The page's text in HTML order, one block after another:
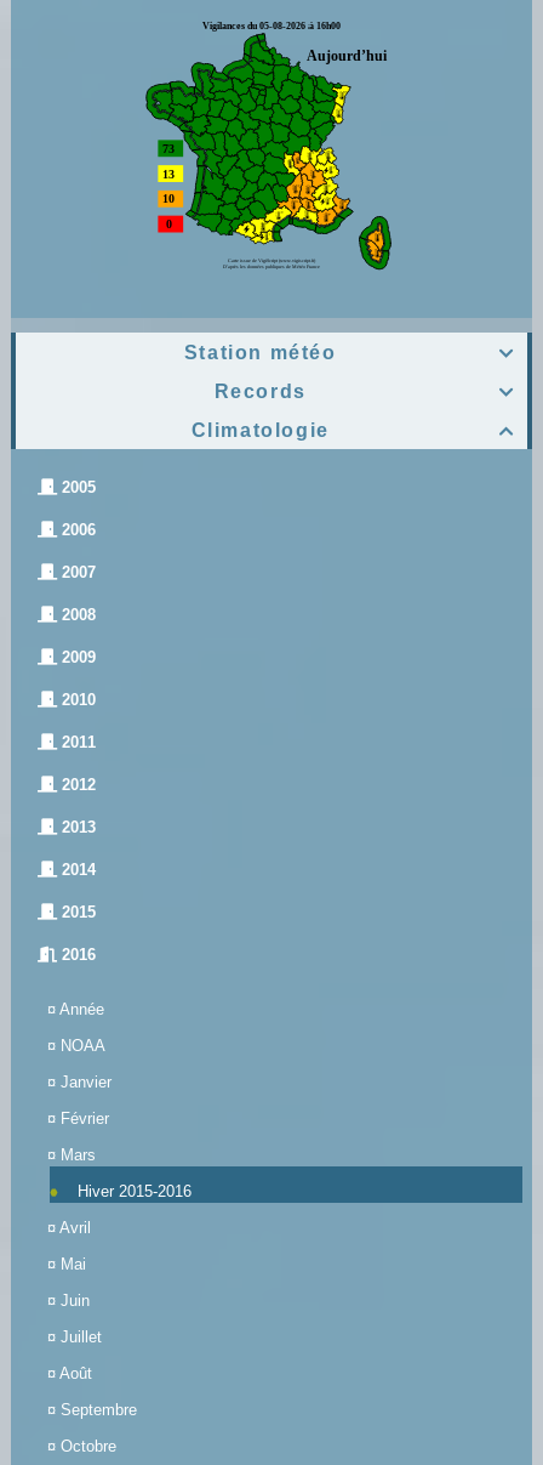

Station météo

Records

Climatologie
2005
2006
2007
2008
2009
2010
2011
2012
2013
2014
2015
2016
¤ Année
¤ NOAA
¤ Janvier
¤ Février
¤ Mars
Hiver 2015-2016
¤ Avril
¤ Mai
¤ Juin
¤ Juillet
¤ Août
¤ Septembre
¤ Octobre